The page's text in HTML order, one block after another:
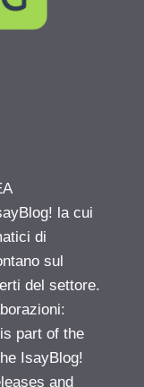
la cui
di
sul
del settore.
part of the
IsayBlog!
and